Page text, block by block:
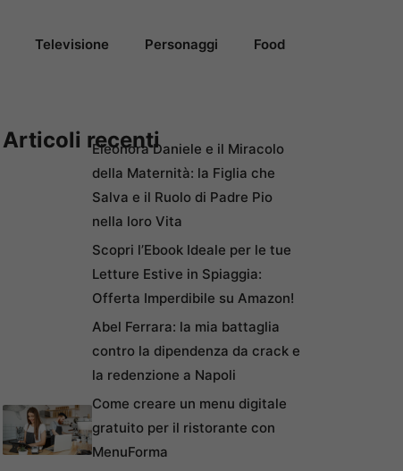
Televisione Personaggi Food
Articoli recentiEleonora Daniele e il Miracolo
della Maternità: la Figlia che
Salva e il Ruolo di Padre Pio
nella loro Vita
Scopri l’Ebook Ideale per le tue
Letture Estive in Spiaggia:
Offerta Imperdibile su Amazon!
Abel Ferrara: la mia battaglia
contro la dipendenza da crack e
la redenzione a Napoli
Come creare un menu digitale
gratuito per il ristorante con
MenuForma